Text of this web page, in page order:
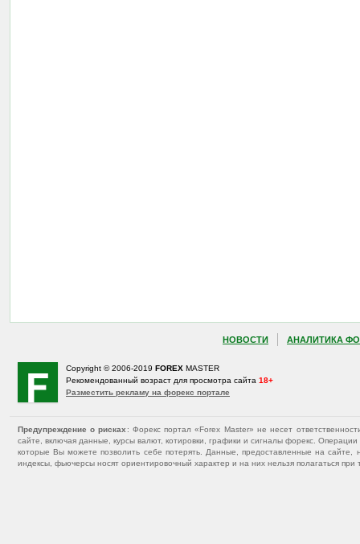
НОВОСТИ АНАЛИТИКА
Copyright © 2006-2019 FOREX MASTER
Рекомендованный возраст для просмотра сайта 18+
Разместить рекламу на форекс портале
Предупреждение о рисках : Форекс портал «Forex Master» не несет
сайте, включая данные, курсы валют, котировки, графики и сигналы форекс.
которые Вы можете позволить себе потерять. Данные, предоставленные на
индексы, фьючерсы носят ориентировочный характер и на них нельзя полагаться при